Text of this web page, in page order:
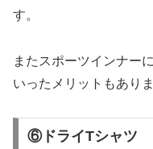
す。
またスポーツインナー
いったメリットもありま
⑥ドライTシャツ